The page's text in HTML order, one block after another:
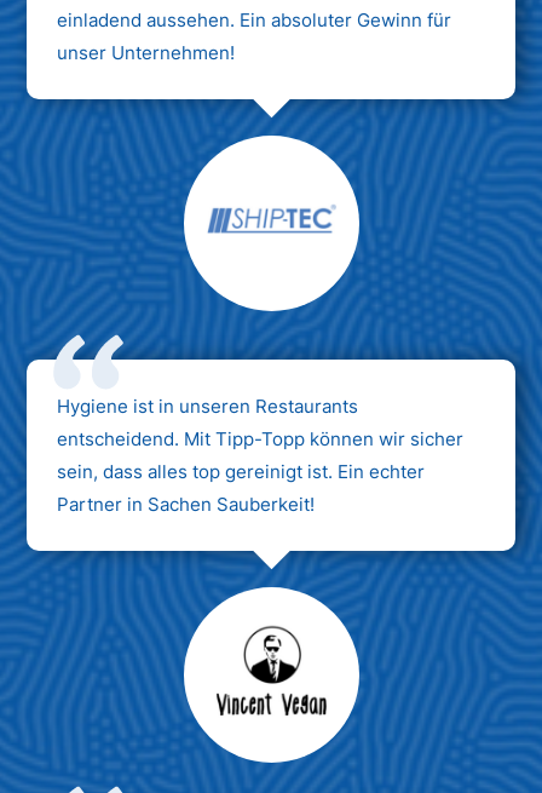
einladend aussehen. Ein absoluter Gewinn für
unser Unternehmen!
Hygiene ist in unseren Restaurants
entscheidend. Mit Tipp-Topp können wir sicher
sein, dass alles top gereinigt ist. Ein echter
Partner in Sachen Sauberkeit!
Max Mustermann